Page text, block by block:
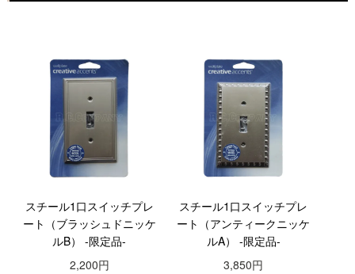
スチール1口スイッチプレ
ート（ブラッシュドニッケ
ルB） -限定品-
2,200円
スチール1口スイッチプレ
ート（アンティークニッケ
ルA） -限定品-
3,850円